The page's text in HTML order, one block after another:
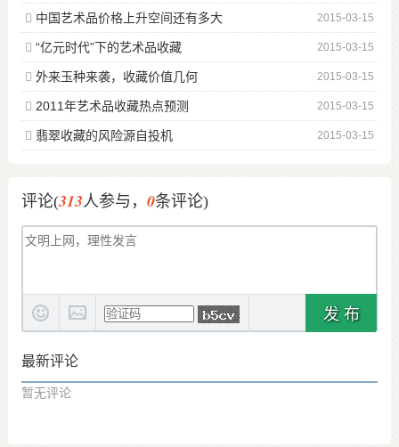
2015-03-15
中国艺术品价格上升空间还有多大
2015-03-15
“亿元时代”下的艺术品收藏
2015-03-15
外来玉种来袭，收藏价值几何
2015-03-15
2011年艺术品收藏热点预测
2015-03-15
翡翠收藏的风险源自投机
评论(313人参与， 0条评论)
发 布
最新评论
暂无评论